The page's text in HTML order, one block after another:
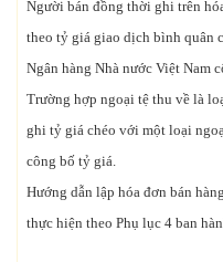
Người bán đồng thời ghi trên
theo tỷ giá giao dịch bình quân
Ngân hàng Nhà nước Việt Nam
Trường hợp ngoại tệ thu về là
ghi tỷ giá chéo với một loại
công bố tỷ giá.
Hướng dẫn lập hóa đơn bán
thực hiện theo Phụ lục 4 ban